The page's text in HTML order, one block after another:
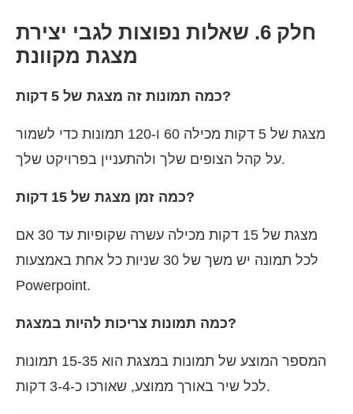
חלק 6. שאלות נפוצות לגבי יצירת
מצגת מקוונת
כמה תמונות זה מצגת של 5 דקות?
מצגת של 5 דקות מכילה 60 ו-120 תמונות כדי לשמור
על קהל הצופים שלך ולהתעניין בפרויקט שלך.
כמה זמן מצגת של 15 דקות?
מצגת של 15 דקות מכילה עשרה שקופיות עד 30 אם
לכל תמונה יש משך של 30 שניות כל אחת באמצעות
Powerpoint.
כמה תמונות צריכות להיות במצגת?
המספר המוצע של תמונות במצגת הוא 15-35 תמונות
לכל שיר באורך ממוצע, שאורכו כ-3-4 דקות.